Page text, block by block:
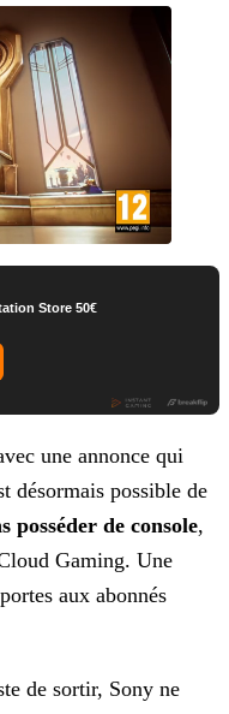
Store 50€
une annonce qui
désormais possible de
posséder de console,
Gaming. Une
aux abonnés
de sortir, Sony ne